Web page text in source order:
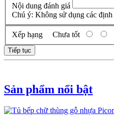
Nội dung đánh giá
Chú ý: Không sử dụng các
Xếp hạng Chưa tốt
Tiếp tục
Sản phẩm nổi bật